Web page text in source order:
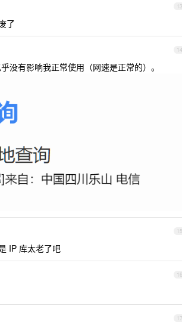
13
了
14
没有影响我正常使用（网速是正常的）。
15
IP 库太老了吧
16
17